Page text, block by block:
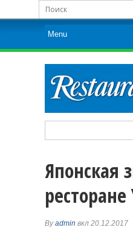
Японская
ресторане
Byadmin вкл 20.12.2017